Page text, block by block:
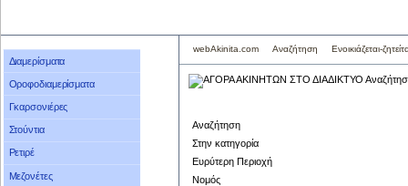
Διαμερίσματα
Οροφοδιαμερίσματα
Γκαρσονιέρες
Στούντια
Ρετιρέ
Μεζονέτες
webAkinita.com Αναζήτηση Ενοικιάζεται-
Αναζήτηση
Στην κατηγορία
Ευρύτερη Περιοχή
Νομός